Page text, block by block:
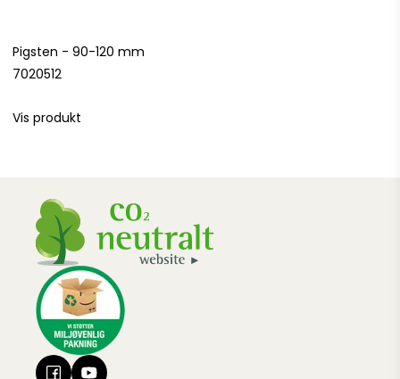
Pigsten - 90-120 mm
7020512
Vis produkt